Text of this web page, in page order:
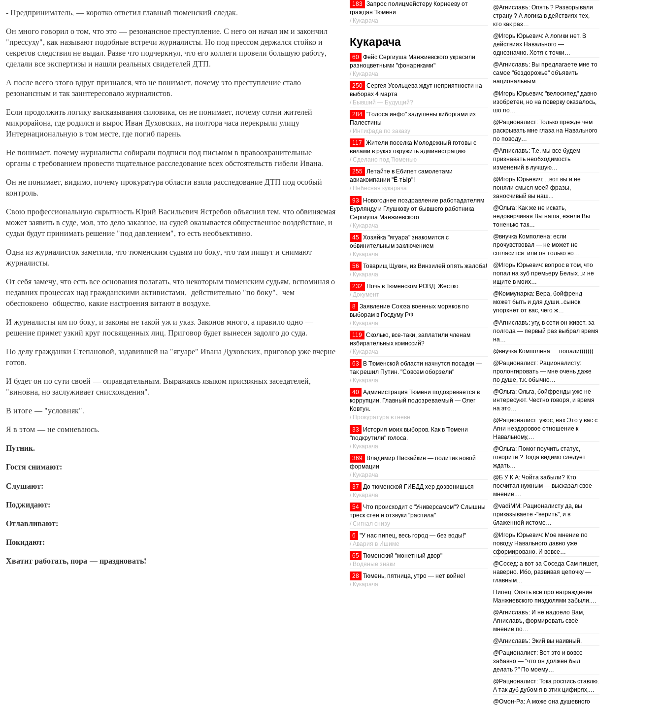
- Предприниматель, — коротко ответил главный тюменский следак.
Он много говорил о том, что это — резонансное преступление. С него он начал им и закончил
"прессуху", как называют подобные встречи журналисты. Но под прессом держался стойко и
секретов следствия не выдал. Разве что подчеркнул, что его коллеги провели большую работу,
сделали все экспертизы и нашли реальных свидетелей ДТП.
А после всего этого вдруг признался, что не понимает, почему это преступление стало
резонансным и так заинтересовало журналистов.
Если продолжить логику высказывания силовика, он не понимает, почему сотни жителей
микрорайона, где родился и вырос Иван Духовских, на полтора часа перекрыли улицу
Интернациональную в том месте, где погиб парень.
Не понимает, почему журналисты собирали подписи под письмом в правоохранительные
органы с требованием провести тщательное расследование всех обстоятельств гибели Ивана.
Он не понимает, видимо, почему прокуратура области взяла расследование ДТП под особый
контроль.
Свою профессиональную скрытность Юрий Васильевич Ястребов объяснил тем, что обвиняемая
может заявить в суде, мол, это дело заказное, на судей оказывается общественное воздействие, и
судьи будут принимать решение "под давлением", то есть необъективно.
Одна из журналисток заметила, что тюменским судьям по боку, что там пишут и снимают
журналисты.
От себя замечу, что есть все основания полагать, что некоторым тюменским судьям, вспоминая о
недавних процессах над гражданскими активистами, действительно "по боку", чем
обеспокоено общество, какие настроения витают в воздухе.
И журналисты им по боку, и законы не такой уж и указ. Законов много, а правило одно —
решение примет узкий круг посвященных лиц. Приговор будет вынесен задолго до суда.
По делу гражданки Степановой, задавившей на "ягуаре" Ивана Духовских, приговор уже вчерне
готов.
И будет он по сути своей — оправдательным. Выражаясь языком присяжных заседателей,
"виновна, но заслуживает снисхождения".
В итоге — "условняк".
Я в этом — не сомневаюсь.
Путник.
Гостя снимают:
Слушают:
Поджидают:
Отлавливают:
Покидают:
Хватит работать, пора — праздновать!
183 Запрос полицмейстеру Корнееву от
граждан Тюмени
/ Кукарача
Кукарача
60 Фейс Сергиуша Манжиевского украсили
разноцветными "фонариками"
/ Кукарача
250 Сергея Усольцева ждут неприятности на
выборах 4 марта
/ Бывший — Будущий?
284 "Голоса.инфо" задушены киборгами из
Палестины
/ Интифада по заказу
117
Жители поселка Молодежный готовы с
вилами в руках окружить администрацию
/ Сделано под Тюменью
255 Летайте в Ебипет самолетами
авиакомпании "Ё-тЫр"!
/ Небесная кукарача
93
Новогоднее поздравление работадателям
Бурлянду и Глушкову от бывшего работника
Сергиуша Манжиевского
/ Кукарача
45 Хозяйка "ягуара" знакомится с
обвинительным заключением
/ Кукарача
56
Товарищ Щукин, из Винзилей опять жалоба!
/ Кукарача
232
Ночь в Тюменском РОВД. Жестко.
/ Документ
8 Заявление Союза военных моряков по
выборам в Госдуму РФ
/ Кукарача
119 Сколько, все-таки, заплатили членам
избирательных комиссий?
/ Кукарача
63
В Тюменской области начнутся посадки —
так решил Путин. "Совсем оборзели"
/ Кукарача
40 Администрация Тюмени подозревается в
коррупции. Главный подозреваемый — Олег
Ковтун.
/ Прокуратура в гневе
33
История моих выборов. Как в Тюмени
"подкрутили" голоса.
/ Кукарача
369
Владимир Пискайкин — политик новой
формации
/ Кукарача
37
До тюменской ГИБДД хер дозвонишься
/ Кукарача
54
Что происходит с "Универсамом"? Слышны
треск стен и отзвуки "распила"
/ Сигнал снизу
6
"У нас пипец, весь город — без воды!"
/ Авария в Ишиме
65 Тюменский "монетный двор"
/ Водяные знаки
28 Тюмень, пятница, утро — нет войне!
/ Кукарача
@Агниславъ: Опять ? Разворывали
страну ? А логика в действиях тех,
кто как раз…
@Игорь Юрьевич: А логики нет. В
действиях Навального —
однозначно. Хотя с точки…
@Агниславъ: Вы предлагаете мне то
самое "бездорожье" объявить
национальным…
@Игорь Юрьевич: "велосипед" давно
изобретен, но на поверку оказалось,
шо по…
@Рационалист: Только прежде чем
раскрывать мне глаза на Навального
по поводу…
@Агниславъ: Т.е. мы все будем
признавать необходимость
изменений в лучшую…
@Игорь Юрьевич: ...вот вы и не
поняли смысл моей фразы,
заносчивый вы наш...
@Ольга: Как же не искать,
недоверчивая Вы наша, ежели Вы
тоненько так…
@внучка Комполена: если
прочувствовал — не может не
согласится. или он только во…
@Игорь Юрьевич: вопрос в том, что
попал на зуб премьеру Белых...и не
ищите в моих…
@Коммунарка: Вера, бойфренд
может быть и для души...сынок
упорхнет от вас, чего ж…
@Агниславъ: угу, в сети он живет. за
полгода — первый раз выбрал время
на…
@внучка Комполена: ... попали(((((((
@Рационалист: Рационалисту:
пролонгировать — мне очень даже
по душе, т.к. обычно…
@Ольга: Ольга, бойфренды уже не
интересуют. Честно говоря, и время
на это…
@Рационалист: ужос, нах Это у вас с
Агни нездоровое отношение к
Навальному,…
@Ольга: Помог поучить статус,
говорите ? Тогда видимо следует
ждать…
@Б У К А: Чойта забыли? Кто
посчитал нужным — высказал свое
мнение.…
@vadiMM: Рационалисту да, вы
приказываете -"верить", и в
блаженной истоме…
@Игорь Юрьевич: Мое мнение по
поводу Навального давно уже
сформировано. И вовсе…
@Сосед: а вот за Соседа Сам пишет,
наверно. Ибо, развивая цепочку —
главным…
Пипец. Опять все про награждение
Манжиевского пиздюлями забыли.…
@Агниславъ: И не надоело Вам,
Агниславъ, формировать своё
мнение по…
@Агниславъ: Экий вы наивный.
@Рационалист: Вот это и вовсе
забавно — "что он должен был
делать ?" По моему…
@Рационалист: Тока роспись ставлю.
А так дуб дубом я в этих цифирях,…
@Омон-Ра: А може она душевного